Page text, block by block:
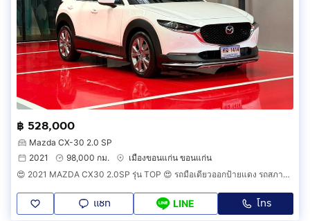
฿ 528,000
Mazda CX-30 2.0 SP
2021
98,000 กม.
เมืองขอนแก่น ขอนแก่น
😍 2021 MAZDA CX30 2.0SP รุ่น TOP 😍 รถมือเดียวออกป้ายแดง รถสภาพป้ายแดง รถวิ่งน้อย รถเข้าศูนย์ทุกระยะ ไม่เคยมีอุบัติเหตุครับ
แชท LINE โทร